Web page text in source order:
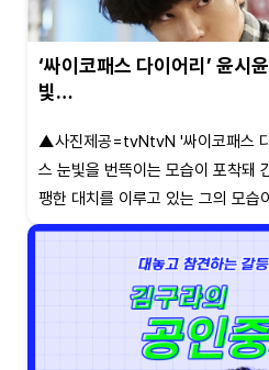
‘싸이코패스 다이어리’ 윤시
빛…
▲사진제공=tvNtvN '싸이코패스
스 눈빛을 번뜩이는 모습이 포착돼
팽한 대치를 이루고 있는 그의 모습